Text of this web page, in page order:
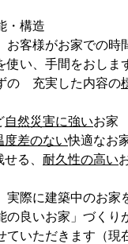
・構造
お客様がお家での時
使い、手間をおしま
の 充実した内容の
自然災害に強いお家
度差のない快適なお
る、 耐久性の高い
実際に建築中のお家
の良いお家」づくり
ていただきます（現